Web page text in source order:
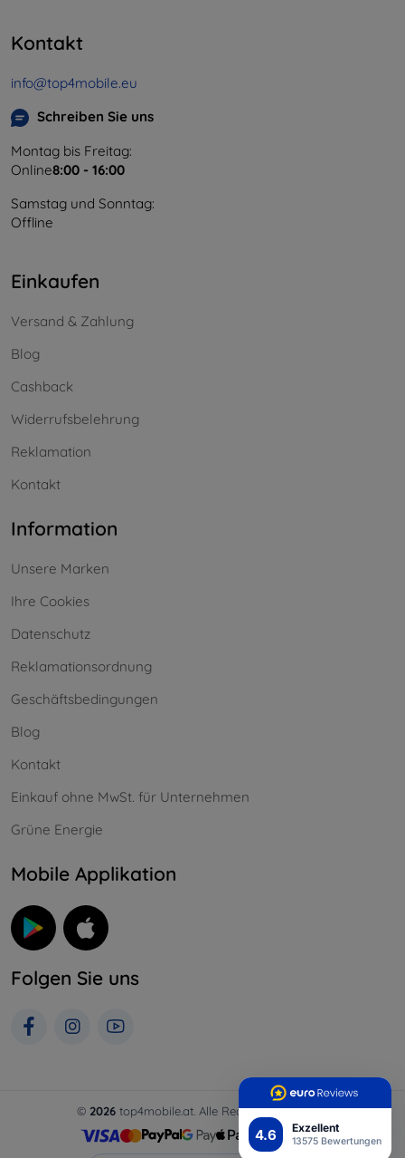
4.6 Exzellent
13575 Bewertungen
Kontakt
info@top4mobile.eu
Schreiben Sie uns
Montag bis Freitag:
Online8:00 - 16:00
Samstag und Sonntag:
Offline
Einkaufen
Versand & Zahlung
Blog
Cashback
Widerrufsbelehrung
Reklamation
Kontakt
Information
Unsere Marken
Ihre Cookies
Datenschutz
Reklamationsordnung
Geschäftsbedingungen
Blog
Kontakt
Einkauf ohne MwSt. für Unternehmen
Grüne Energie
Mobile Applikation
Folgen Sie uns
© 2026top4mobile.at. Alle Rechte vorbehalten.